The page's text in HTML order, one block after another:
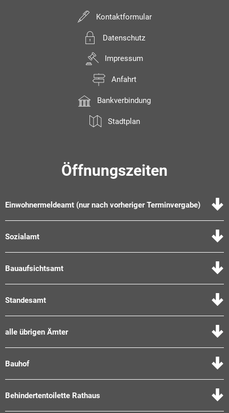
Kontaktformular
Datenschutz
Impressum
Anfahrt
Bankverbindung
Stadtplan
Öffnungszeiten
Einwohnermeldeamt (nur nach vorheriger Terminvergabe)
Sozialamt
Bauaufsichtsamt
Standesamt
alle übrigen Ämter
Bauhof
Behindertentoilette Rathaus